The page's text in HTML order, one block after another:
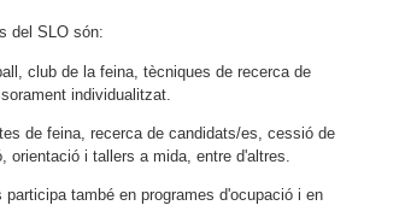
del SLO són:
club de la feina, tècniques de recerca de
individualitzat.
de feina, recerca de candidats/es, cessió de
orientació i tallers a mida, entre d'altres.
també en programes d'ocupació i en